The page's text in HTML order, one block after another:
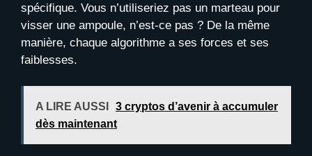
spécifique. Vous n’utiliseriez pas un marteau pour
visser une ampoule, n’est-ce pas ? De la même
manière, chaque algorithme a ses forces et ses
faiblesses.
A LIRE AUSSI
3 cryptos d’avenir à accumuler
dès maintenant